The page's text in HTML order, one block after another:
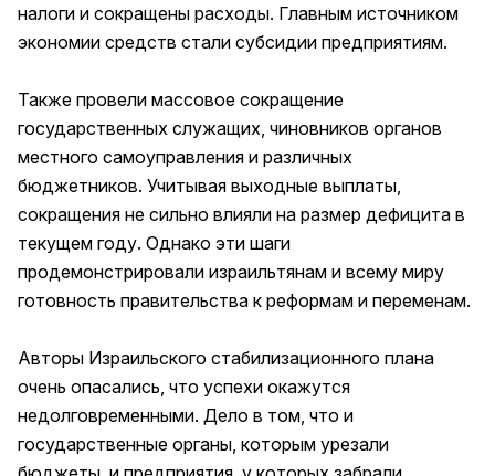
налоги и сокращены расходы. Главным источником
экономии средств стали субсидии предприятиям.
Также провели массовое сокращение
государственных служащих, чиновников органов
местного самоуправления и различных
бюджетников. Учитывая выходные выплаты,
сокращения не сильно влияли на размер дефицита в
текущем году. Однако эти шаги
продемонстрировали израильтянам и всему миру
готовность правительства к реформам и переменам.
Авторы Израильского стабилизационного плана
очень опасались, что успехи окажутся
недолговременными. Дело в том, что и
государственные органы, которым урезали